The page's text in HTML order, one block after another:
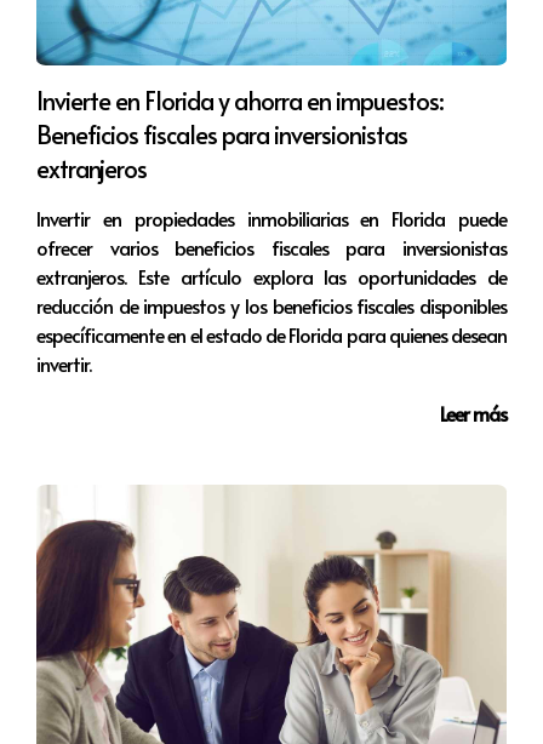
oportunidades que puedan surgir en el futuro.
¡No pierdas la fe en tu sueño de invertir en
Miami!
¡No te pierdas los próximos episodios de "Tu
Llave en Miami"!
En futuros episodios, abordaremos temas
clave como el financiamiento para extranjeros,
la planificación estratégica de tuinversióny
cómo encontrar las mejores oportunidades en
el mercado inmobiliario de Florida. ¡Suscríbete
a nuestro canal y síguenos en redes sociales
Más información sobre las autoras:
Cecilia Doria y Melisa Perez son expertas en
bienes raíces en Florida, especializadas en
inversiones y en ayudar a sus clientes a encontrar
la propiedad perfecta, ya sea en Miami o en
Orlando. Con años de experiencia y un enfoque
Invierte en Florida y ahorra en impuestos:
Beneficios fiscales para inversionistas
extranjeros
Invertir en propiedades inmobiliarias en Florida puede
ofrecer varios beneficios fiscales para inversionistas
extranjeros. Este artículo explora las oportunidades de
reducción de impuestos y los beneficios fiscales disponibles
específicamente en el estado de Florida para quienes desean
invertir.
Leer más